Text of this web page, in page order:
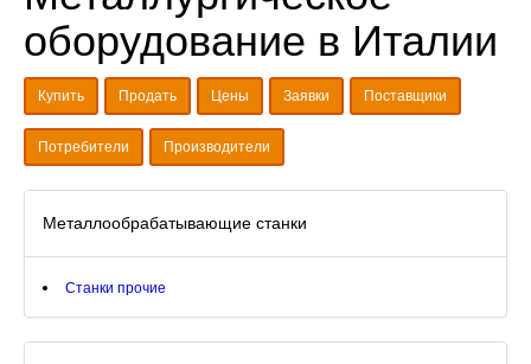
оборудование в Италии
Купить Продать Цены Заявки Поставщики
Потребители Производители
Металлообрабатывающие станки
Станки прочие